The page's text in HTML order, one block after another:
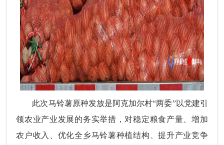
此次马铃薯原种发放是阿克加尔村“两委”以党建引
领农业产业发展的务实举措，对稳定粮食产量、增加
农户收入、优化全乡马铃薯种植结构、提升产业竞争